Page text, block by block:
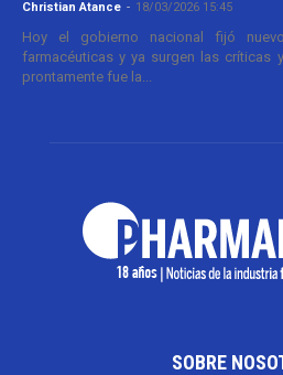
Christian Atance - 18/03/2026 15:45
Hoy el gobierno nacional fijó
farmacéuticas y ya surgen las críticas
prontamente fue la...
SOBRE